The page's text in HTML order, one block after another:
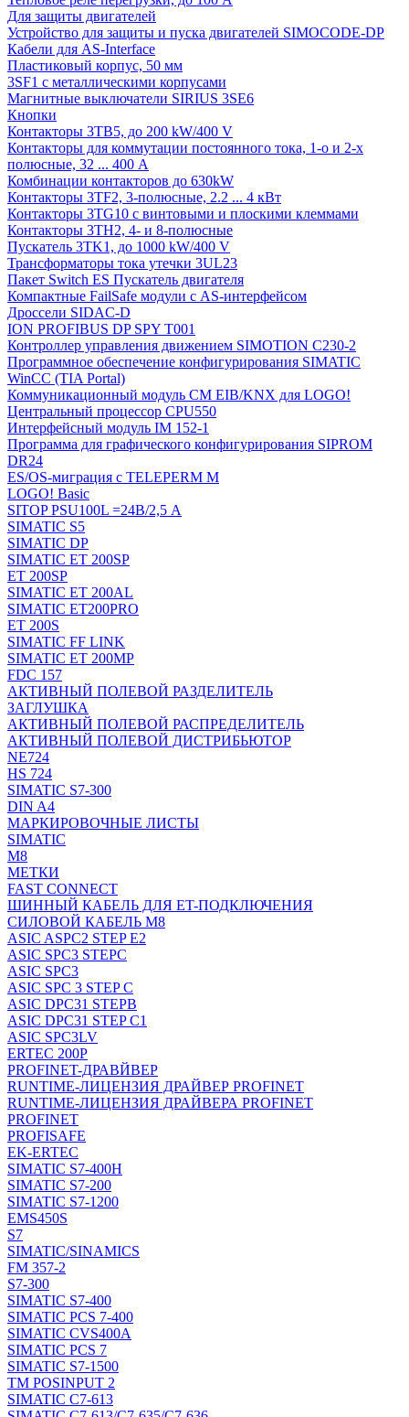
Для защиты двигателей
Устройство для защиты и пуска двигателей SIMOCODE-DP
Кабели для AS-Interface
Пластиковый корпус, 50 мм
3SF1 с металлическими корпусами
Магнитные выключатели SIRIUS 3SE6
Кнопки
Контакторы 3TB5, до 200 kW/400 V
Контакторы для коммутации постоянного тока, 1-о и 2-х
полюсные, 32 ... 400 A
Комбинации контакторов до 630kW
Контакторы 3TF2, 3-полюсные, 2.2 ... 4 кВт
Контакторы 3TG10 c винтовыми и плоскими клеммами
Контакторы 3TH2, 4- и 8-полюсные
Пускатель 3TK1, до 1000 kW/400 V
Трансформаторы тока утечки 3UL23
Пакет Switch ES Пускатель двигателя
Компактные FailSafe модули с AS-интерфейсом
Дроссели SIDAC-D
ION PROFIBUS DP SPY T001
Контроллер управления движением SIMOTION C230-2
Программное обеспечение конфигурирования SIMATIC
WinCC (TIA Portal)
Коммуникационный модуль CM EIB/KNX для LOGO!
Центральный процессор CPU550
Интерфейсный модуль IM 152-1
Программа для графического конфигурирования SIPROM
DR24
ES/OS-миграция с TELEPERM M
LOGO! Basic
SITOP PSU100L =24В/2,5 A
SIMATIC S5
SIMATIC DP
SIMATIC ET 200SP
ET 200SP
SIMATIC ET 200AL
SIMATIC ET200PRO
ET 200S
SIMATIC FF LINK
SIMATIC ET 200MP
FDC 157
АКТИВНЫЙ ПОЛЕВОЙ РАЗДЕЛИТЕЛЬ
ЗАГЛУШКА
АКТИВНЫЙ ПОЛЕВОЙ РАСПРЕДЕЛИТЕЛЬ
АКТИВНЫЙ ПОЛЕВОЙ ДИСТРИБЬЮТОР
NE724
HS 724
SIMATIC S7-300
DIN A4
МАРКИРОВОЧНЫЕ ЛИСТЫ
SIMATIC
M8
МЕТКИ
FAST CONNECT
ШИННЫЙ КАБЕЛЬ ДЛЯ ET-ПОДКЛЮЧЕНИЯ
СИЛОВОЙ КАБЕЛЬ M8
ASIC ASPC2 STEP E2
ASIC SPC3 STEPC
ASIC SPC3
ASIC SPC 3 STEP C
ASIC DPC31 STEPB
ASIC DPC31 STEP C1
ASIC SPC3LV
ERTEC 200P
PROFINET-ДРАВЙВЕР
RUNTIME-ЛИЦЕНЗИЯ ДРАЙВЕР PROFINET
RUNTIME-ЛИЦЕНЗИЯ ДРАЙВЕРА PROFINET
PROFINET
PROFISAFE
EK-ERTEC
SIMATIC S7-400H
SIMATIC S7-200
SIMATIC S7-1200
EMS450S
S7
SIMATIC/SINAMICS
FM 357-2
S7-300
SIMATIC S7-400
SIMATIC PCS 7-400
SIMATIC CVS400A
SIMATIC PCS 7
SIMATIC S7-1500
TM POSINPUT 2
SIMATIC C7-613